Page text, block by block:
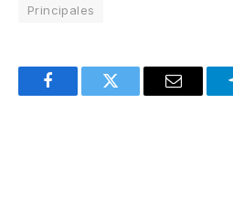
Principales
FacebookTwitter Email